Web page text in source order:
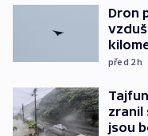
Dron
před 2h
zranil
jsou